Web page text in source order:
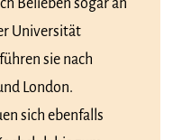
Belieben sogar an
Universität
sie nach
London.
sich ebenfalls